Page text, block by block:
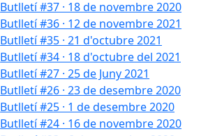
Butlletí #37 · 18 de novembre 2020
Butlletí #36 · 12 de novembre 2021
Butlletí #35 · 21 d'octubre 2021
Butlletí #34 · 18 d'octubre del 2021
Butlletí #27 · 25 de Juny 2021
Butlletí #26 · 23 de desembre 2020
Butlletí #25 · 1 de desembre 2020
Butlletí #24 · 16 de novembre 2020